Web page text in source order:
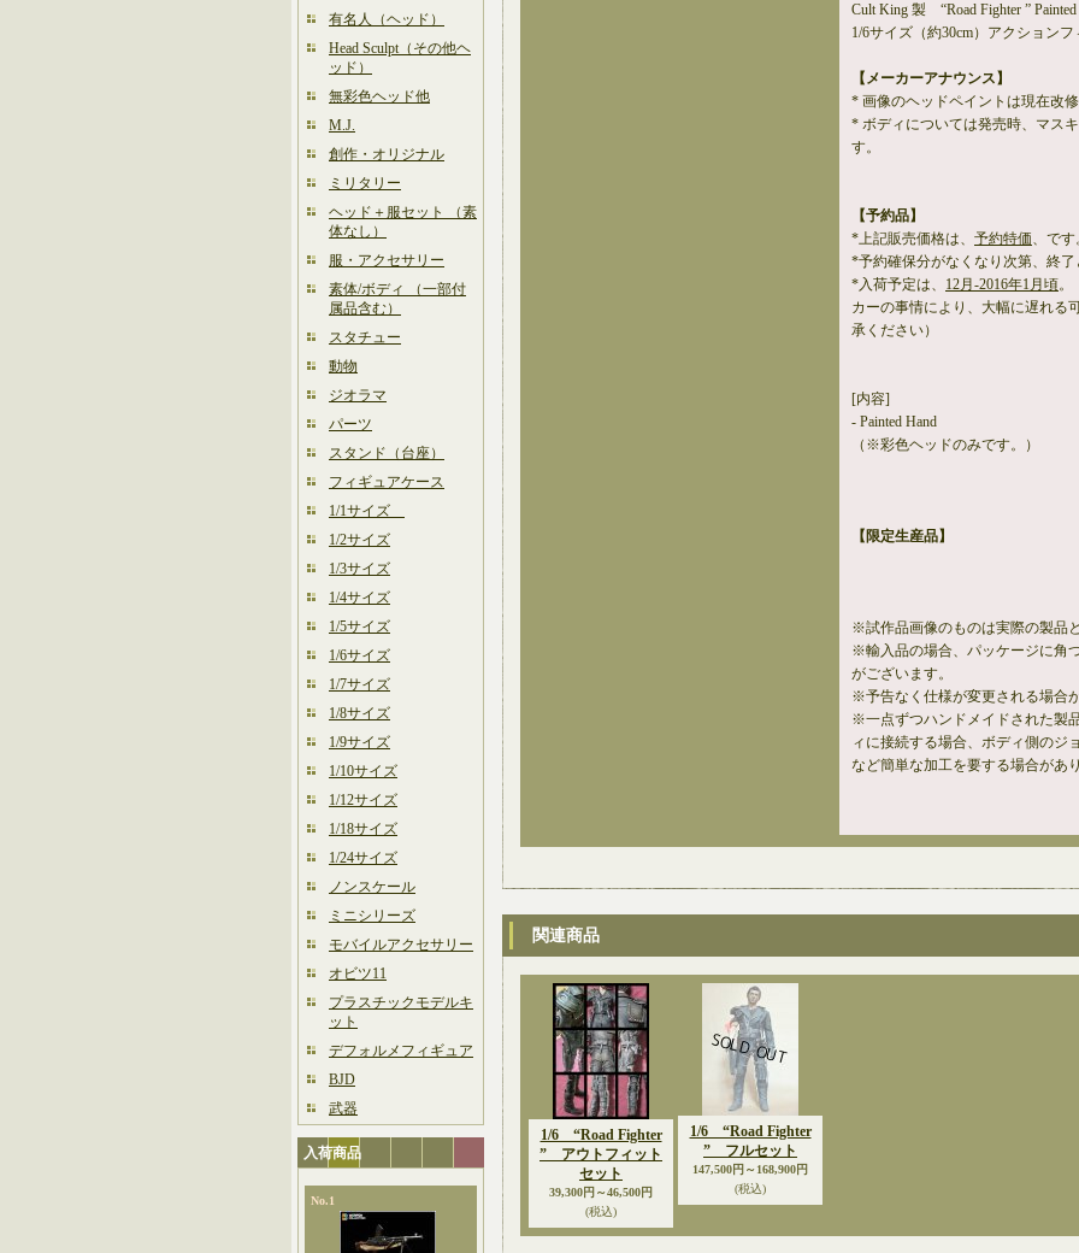
有名人（ヘッド）
Head Sculpt（その他ヘ
ッド）
無彩色ヘッド他
M.J.
創作・オリジナル
ミリタリー
ヘッド＋服セット （素
体なし）
服・アクセサリー
素体/ボディ （一部付
属品含む）
スタチュー
動物
ジオラマ
パーツ
スタンド（台座）
フィギュアケース
1/1サイズ
1/2サイズ
1/3サイズ
1/4サイズ
1/5サイズ
1/6サイズ
1/7サイズ
1/8サイズ
1/9サイズ
1/10サイズ
1/12サイズ
1/18サイズ
1/24サイズ
ノンスケール
ミニシリーズ
モバイルアクセサリー
オビツ11
プラスチックモデルキ
ット
デフォルメフィギュア
BJD
武器
入荷商品
No.1
Cult King 製 “Road Fighter ” Painted
1/6サイズ（約30cm）アクション
【メーカーアナウンス】
* 画像のヘッドペイントは現在改
* ボディについては発売時、マス
す。
【予約品】
*上記販売価格は、 予約特価、です
*予約確保分がなくなり次第、終
*入荷予定は、 12月-2016年1月頃。
カーの事情により、大幅に遅れる
承ください）
[内容]
- Painted Hand
（※彩色ヘッドのみです。）
【限定生産品】
※試作品画像のものは実際の製品
※輸入品の場合、パッケージに角
がございます。
※予告なく仕様が変更される場合
※一点ずつハンドメイドされた製
ィに接続する場合、ボディ側のジ
など簡単な加工を要する場合があ
関連商品
1/6 “Road Fighter
” アウトフィット
セット
39,300円～46,500円
(税込)
1/6 “Road Fighter
” フルセット
147,500円～168,900円
(税込)